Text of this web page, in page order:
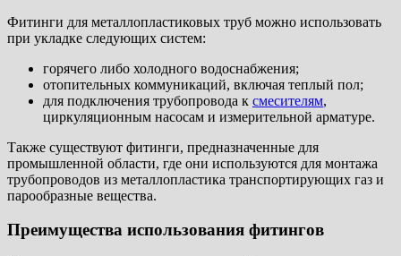
Фитинги для металлопластиковых труб можно использовать
при укладке следующих систем:
горячего либо холодного водоснабжения;
отопительных коммуникаций, включая теплый пол;
для подключения трубопровода к смесителям,
циркуляционным насосам и измерительной арматуре.
Также существуют фитинги, предназначенные для
промышленной области, где они используются для монтажа
трубопроводов из металлопластика транспортирующих газ и
парообразные вещества.
Преимущества использования фитингов